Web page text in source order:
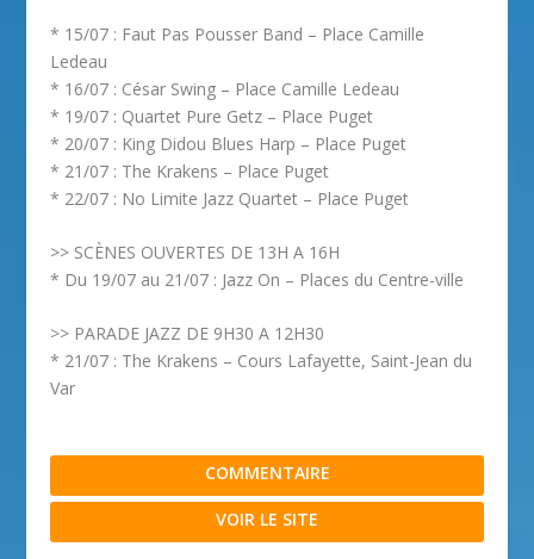
* 15/07 : Faut Pas Pousser Band – Place Camille
Ledeau
* 16/07 : César Swing – Place Camille Ledeau
* 19/07 : Quartet Pure Getz – Place Puget
* 20/07 : King Didou Blues Harp – Place Puget
* 21/07 : The Krakens – Place Puget
* 22/07 : No Limite Jazz Quartet – Place Puget
>> SCÈNES OUVERTES DE 13H A 16H
* Du 19/07 au 21/07 : Jazz On – Places du Centre-ville
>> PARADE JAZZ DE 9H30 A 12H30
* 21/07 : The Krakens – Cours Lafayette, Saint-Jean du
Var
COMMENTAIRE
VOIR LE SITE